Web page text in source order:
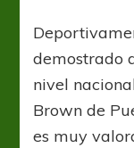
demostrado
nivel
Brown de
es muy